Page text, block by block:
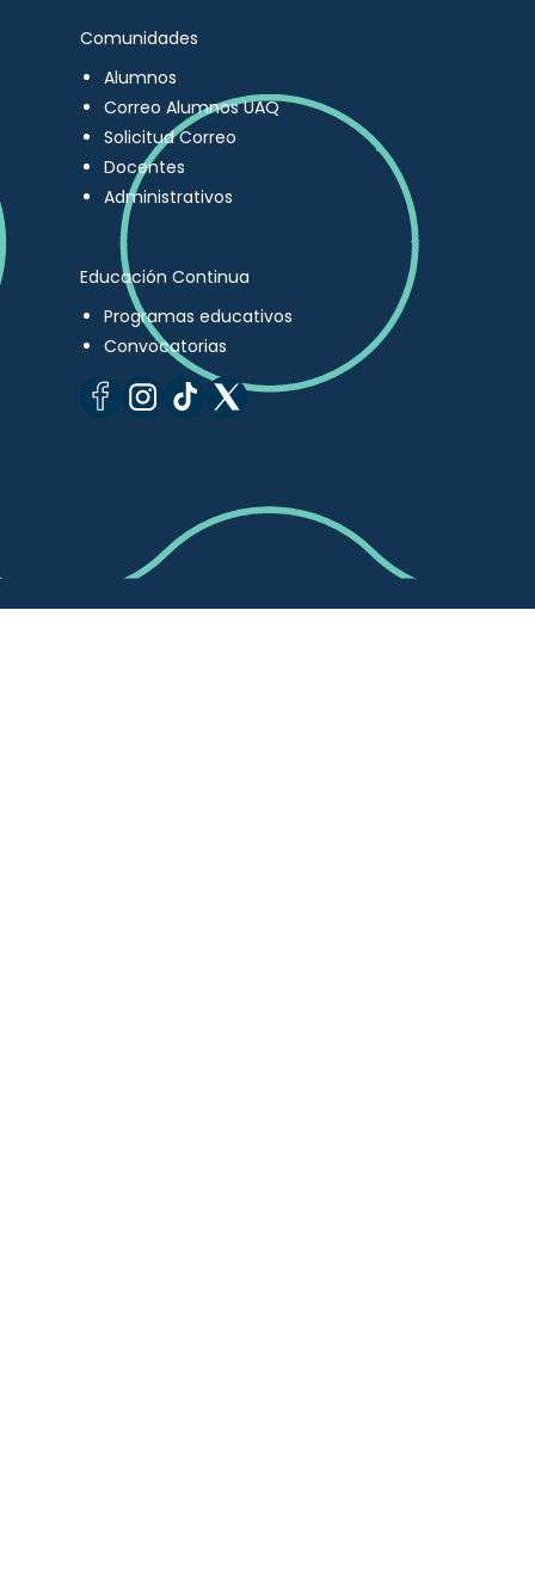
Comunidades
Alumnos
Correo Alumnos UAQ
Solicitud Correo
Docentes
Administrativos
Educación Continua
Programas educativos
Convocatorias